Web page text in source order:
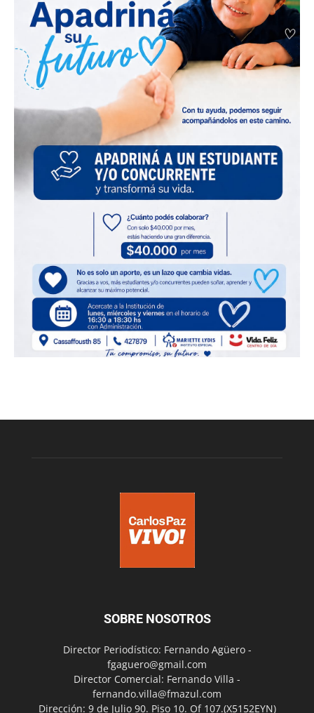
SOBRE NOSOTROS
Director Periodístico: Fernando Agüero -
fgaguero@gmail.com
Director Comercial: Fernando Villa -
fernando.villa@fmazul.com
Dirección: 9 de Julio 90. Piso 10. Of 107.(X5152EYN)